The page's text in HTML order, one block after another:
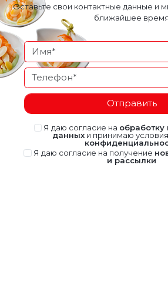
Оставьте свои контактные данные и
ближайшее время
Отправить
Я даю согласие на
данныхи принимаю условия
Я даю согласие на получение
и рассылки